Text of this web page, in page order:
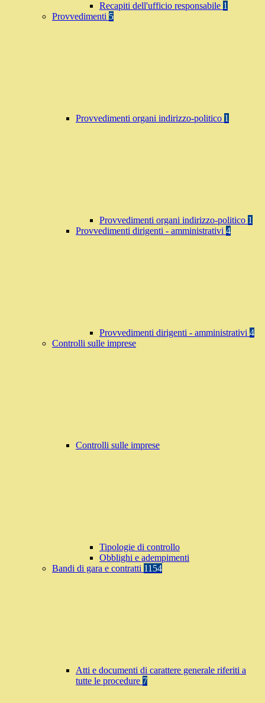
Recapiti dell'ufficio responsabile 1
Provvedimenti 5
Provvedimenti organi indirizzo-politico 1
Provvedimenti organi indirizzo-politico 1
Provvedimenti dirigenti - amministrativi 4
Provvedimenti dirigenti - amministrativi 4
Controlli sulle imprese
Controlli sulle imprese
Tipologie di controllo
Obblighi e adempimenti
Bandi di gara e contratti 1154
Atti e documenti di carattere generale riferiti a
tutte le procedure 7